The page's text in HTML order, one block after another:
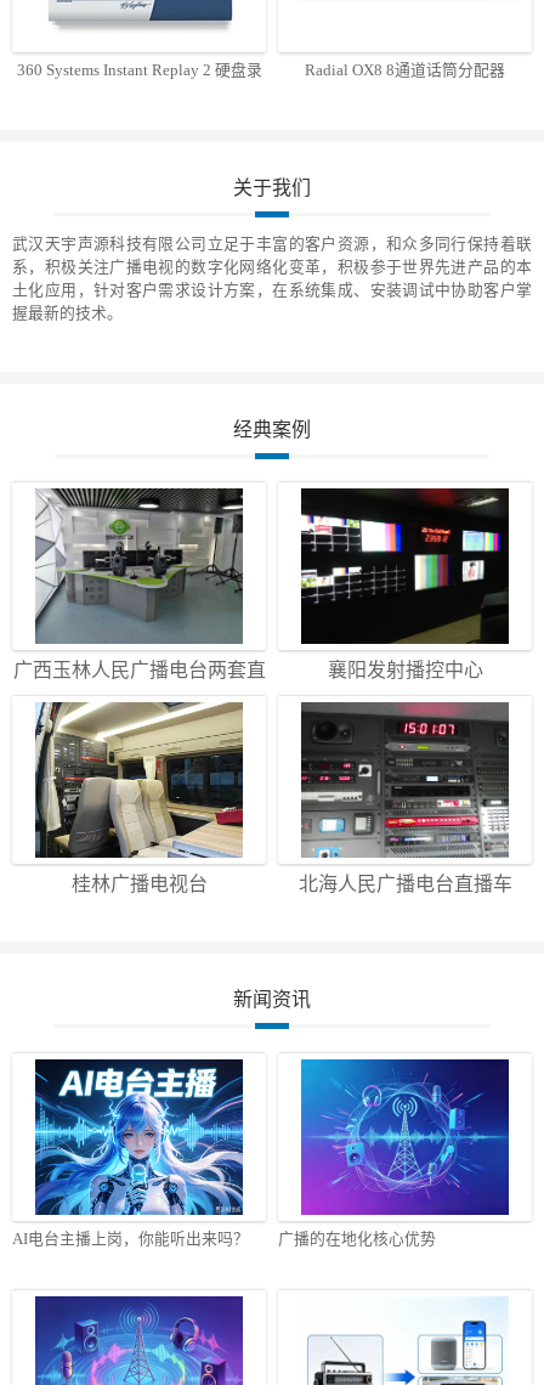
360 Systems Instant Replay 2 硬盘录
Radial OX8 8通道话筒分配器
关于我们
武汉天宇声源科技有限公司立足于丰富的客户资源，和众多同行保持着联
系，积极关注广播电视的数字化网络化变革，积极参于世界先进产品的本
土化应用，针对客户需求设计方案，在系统集成、安装调试中协助客户掌
握最新的技术。
经典案例
广西玉林人民广播电台两套直
播间
襄阳发射播控中心
桂林广播电视台 北海人民广播电台直播车
新闻资讯
AI电台主播上岗，你能听出来吗？ 广播的在地化核心优势